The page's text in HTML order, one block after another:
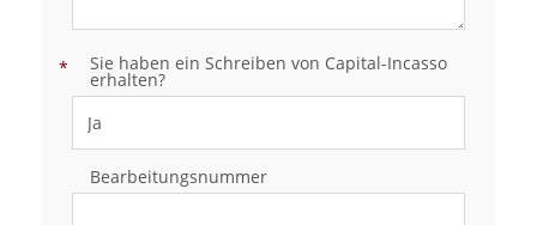
Sie haben ein Schreiben von Capital-Incasso
erhalten?
Bearbeitungsnummer